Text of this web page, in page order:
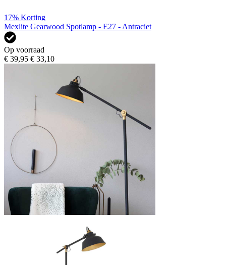
17% Korting
Mexlite Gearwood Spotlamp - E27 - Antraciet
Op voorraad
€ 39,95 € 33,10